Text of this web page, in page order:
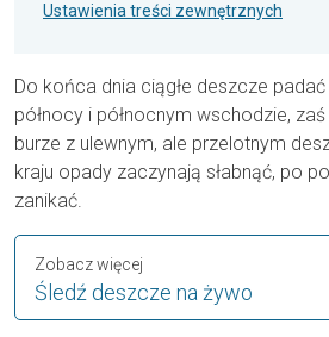
Ustawienia treści zewnętrznych
Do końca dnia ciągłe deszcze
północy i północnym wschodzie,
burze z ulewnym, ale przelotnym
kraju opady zaczynają słabnąć, po
zanikać.
Śledź deszcze na żywo
Zobacz więcej